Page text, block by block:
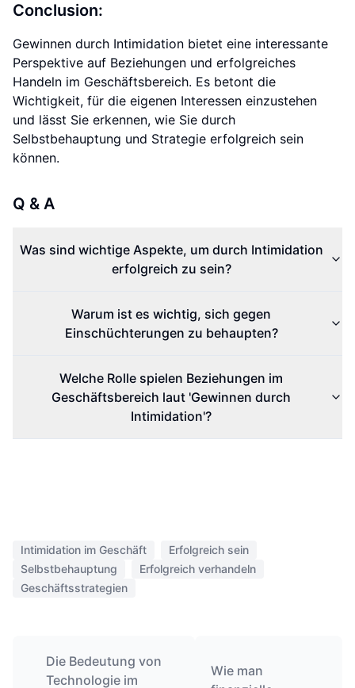
Conclusion:
Gewinnen durch Intimidation bietet eine interessante
Perspektive auf Beziehungen und erfolgreiches
Handeln im Geschäftsbereich. Es betont die
Wichtigkeit, für die eigenen Interessen einzustehen
und lässt Sie erkennen, wie Sie durch
Selbstbehauptung und Strategie erfolgreich sein
können.
Q & A
Was sind wichtige Aspekte, um durch Intimidation
erfolgreich zu sein?
Warum ist es wichtig, sich gegen
Einschüchterungen zu behaupten?
Welche Rolle spielen Beziehungen im
Geschäftsbereich laut 'Gewinnen durch
Intimidation'?
Intimidation im Geschäft
Erfolgreich sein
Selbstbehauptung
Erfolgreich verhandeln
Geschäftsstrategien
Die Bedeutung von
Technologie im
Wie man